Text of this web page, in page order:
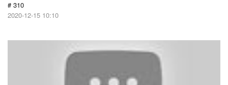
# 310
2020-12-15 10:10